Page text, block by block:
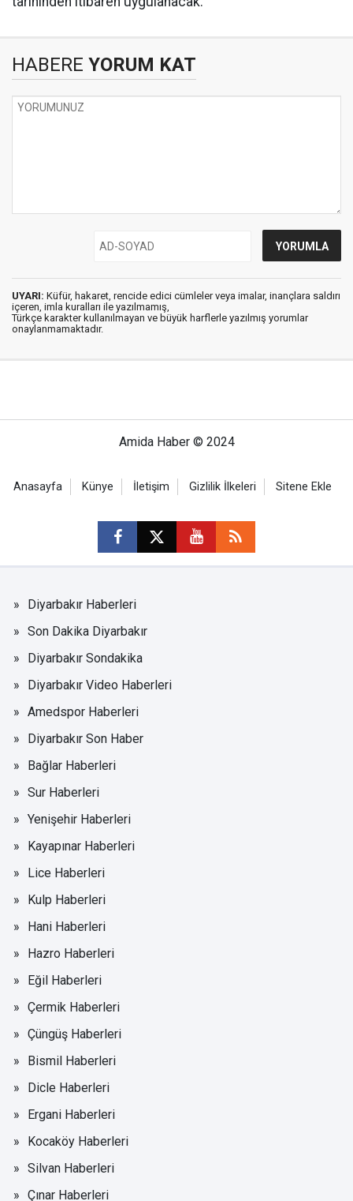
HABERE YORUM KAT
UYARI: Küfür, hakaret, rencide edici cümleler veya imalar, inançlara saldırı
içeren, imla kuralları ile yazılmamış,
Türkçe karakter kullanılmayan ve büyük harflerle yazılmış yorumlar
onaylanmamaktadır.
Amida Haber © 2024
Anasayfa Künye İletişim Gizlilik İlkeleri Sitene Ekle
Diyarbakır Haberleri
Son Dakika Diyarbakır
Diyarbakır Sondakika
Diyarbakır Video Haberleri
Amedspor Haberleri
Diyarbakır Son Haber
Bağlar Haberleri
Sur Haberleri
Yenişehir Haberleri
Kayapınar Haberleri
Lice Haberleri
Kulp Haberleri
Hani Haberleri
Hazro Haberleri
Eğil Haberleri
Çermik Haberleri
Çüngüş Haberleri
Bismil Haberleri
Dicle Haberleri
Ergani Haberleri
Kocaköy Haberleri
Silvan Haberleri
Çınar Haberleri